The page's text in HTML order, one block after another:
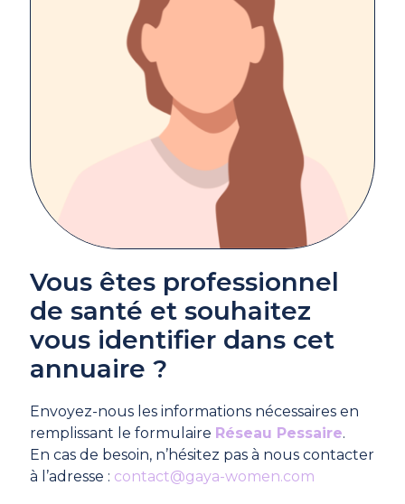
Vous êtes professionnel
de santé et souhaitez
vous identifier dans cet
annuaire ?
Envoyez-nous les informations nécessaires en
remplissant le formulaire Réseau Pessaire.
En cas de besoin, n’hésitez pas à nous contacter
à l’adresse : contact@gaya-women.com